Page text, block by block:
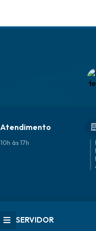
Atendimento
às 17h
SERVIDOR